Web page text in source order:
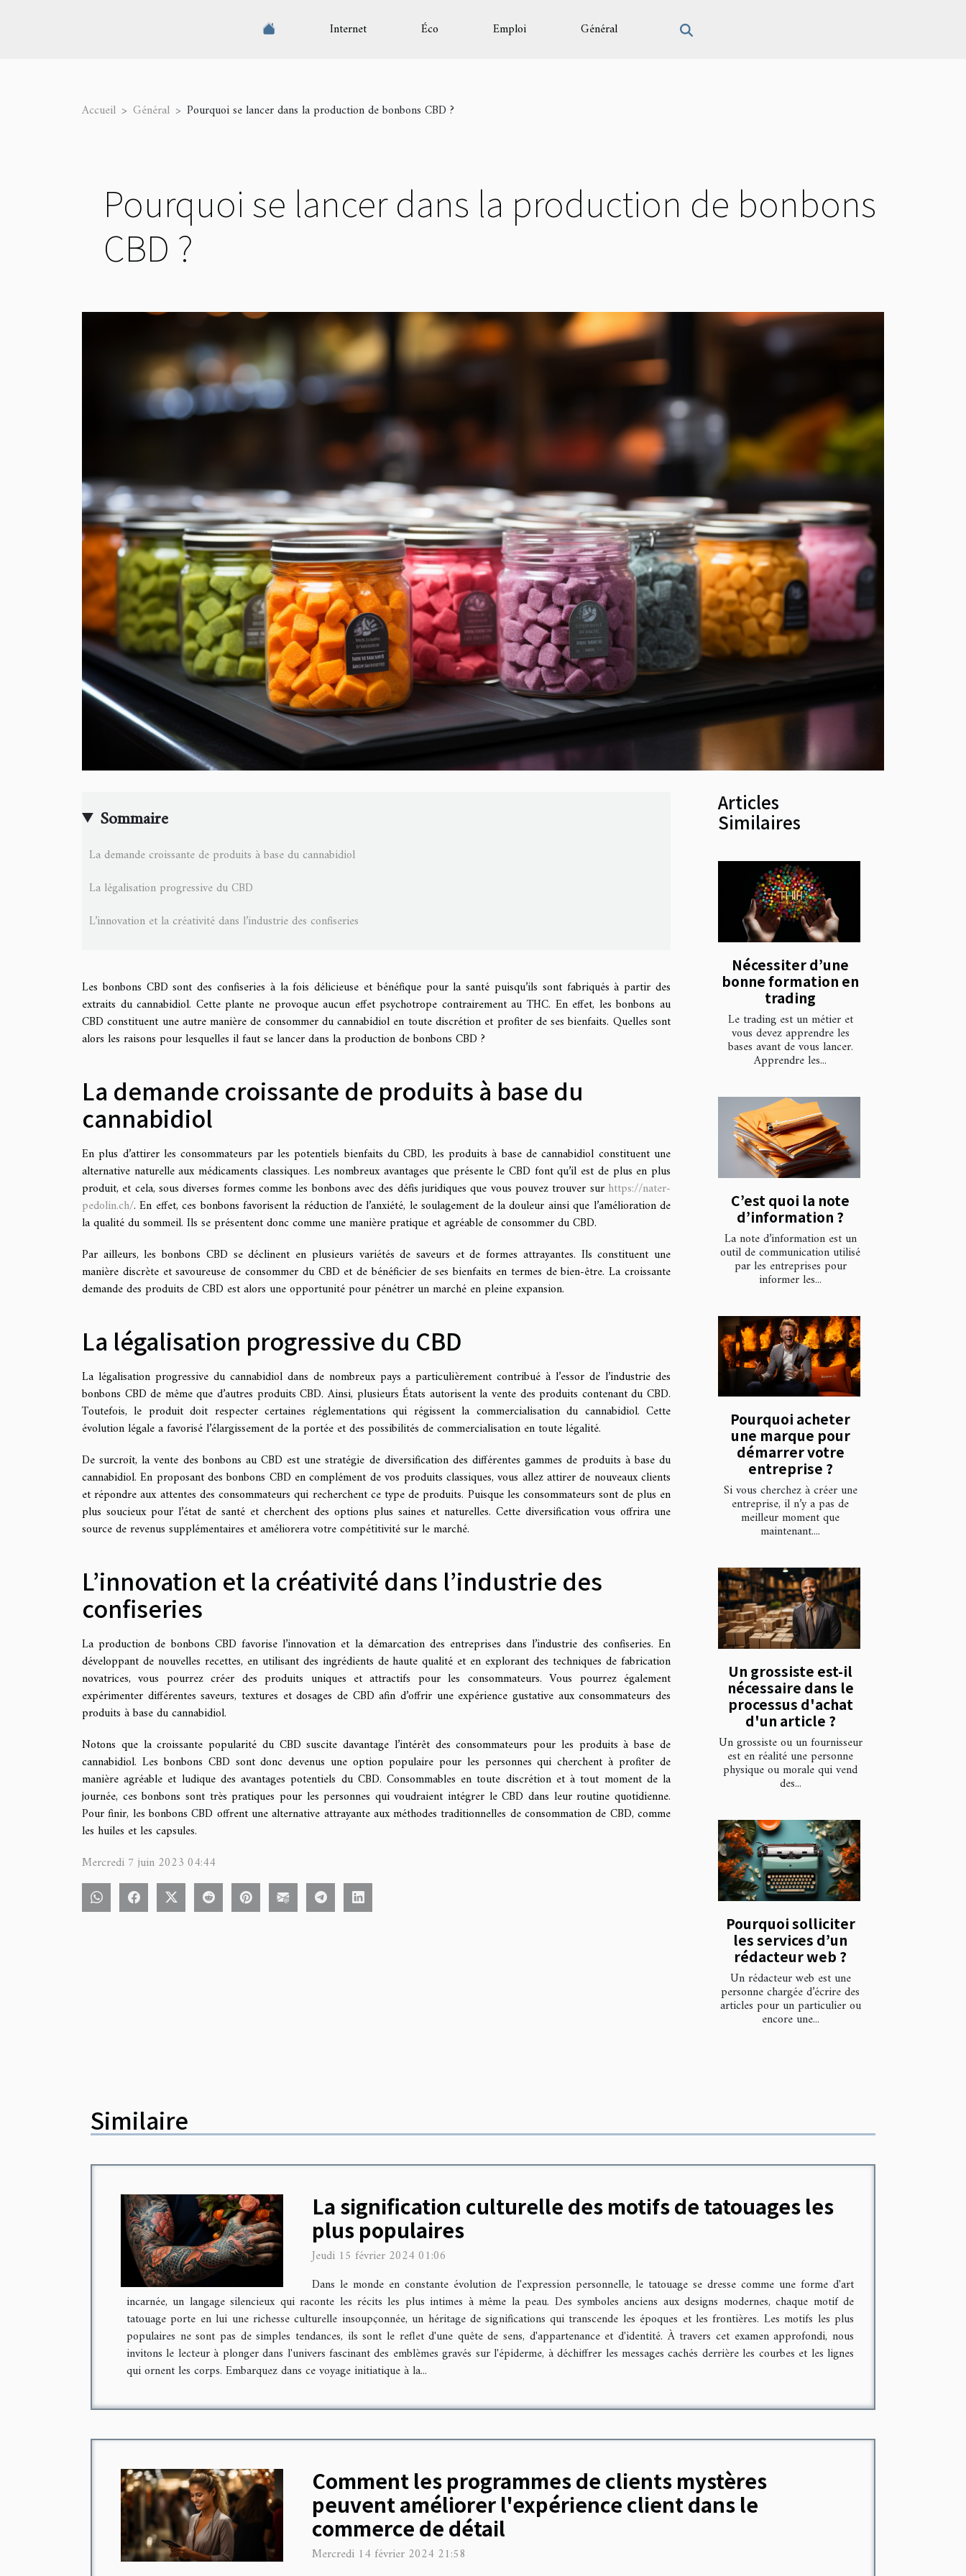
Internet Éco Emploi Général
Accueil Général Pourquoi se lancer dans la production de bonbons CBD ?
Pourquoi se lancer dans la production de bonbons
CBD ?
Sommaire
La demande croissante de produits à base du cannabidiol
La légalisation progressive du CBD
L’innovation et la créativité dans l’industrie des confiseries
Les bonbons CBD sont des confiseries à la fois délicieuse et bénéfique pour la santé puisqu’ils sont fabriqués à partir des
extraits du cannabidiol. Cette plante ne provoque aucun effet psychotrope contrairement au THC. En effet, les bonbons au
CBD constituent une autre manière de consommer du cannabidiol en toute discrétion et profiter de ses bienfaits. Quelles sont
alors les raisons pour lesquelles il faut se lancer dans la production de bonbons CBD ?
La demande croissante de produits à base du
cannabidiol
En plus d’attirer les consommateurs par les potentiels bienfaits du CBD, les produits à base de cannabidiol constituent une
alternative naturelle aux médicaments classiques. Les nombreux avantages que présente le CBD font qu’il est de plus en plus
produit, et cela, sous diverses formes comme les bonbons avec des défis juridiques que vous pouvez trouver sur https://nater-
pedolin.ch/. En effet, ces bonbons favorisent la réduction de l’anxiété, le soulagement de la douleur ainsi que l’amélioration de
la qualité du sommeil. Ils se présentent donc comme une manière pratique et agréable de consommer du CBD.
Par ailleurs, les bonbons CBD se déclinent en plusieurs variétés de saveurs et de formes attrayantes. Ils constituent une
manière discrète et savoureuse de consommer du CBD et de bénéficier de ses bienfaits en termes de bien-être. La croissante
demande des produits de CBD est alors une opportunité pour pénétrer un marché en pleine expansion.
La légalisation progressive du CBD
La légalisation progressive du cannabidiol dans de nombreux pays a particulièrement contribué à l’essor de l’industrie des
bonbons CBD de même que d’autres produits CBD. Ainsi, plusieurs États autorisent la vente des produits contenant du CBD.
Toutefois, le produit doit respecter certaines réglementations qui régissent la commercialisation du cannabidiol. Cette
évolution légale a favorisé l’élargissement de la portée et des possibilités de commercialisation en toute légalité.
De surcroît, la vente des bonbons au CBD est une stratégie de diversification des différentes gammes de produits à base du
cannabidiol. En proposant des bonbons CBD en complément de vos produits classiques, vous allez attirer de nouveaux clients
et répondre aux attentes des consommateurs qui recherchent ce type de produits. Puisque les consommateurs sont de plus en
plus soucieux pour l’état de santé et cherchent des options plus saines et naturelles. Cette diversification vous offrira une
source de revenus supplémentaires et améliorera votre compétitivité sur le marché.
L’innovation et la créativité dans l’industrie des
confiseries
La production de bonbons CBD favorise l’innovation et la démarcation des entreprises dans l’industrie des confiseries. En
développant de nouvelles recettes, en utilisant des ingrédients de haute qualité et en explorant des techniques de fabrication
novatrices, vous pourrez créer des produits uniques et attractifs pour les consommateurs. Vous pourrez également
expérimenter différentes saveurs, textures et dosages de CBD afin d’offrir une expérience gustative aux consommateurs des
produits à base du cannabidiol.
Notons que la croissante popularité du CBD suscite davantage l’intérêt des consommateurs pour les produits à base de
cannabidiol. Les bonbons CBD sont donc devenus une option populaire pour les personnes qui cherchent à profiter de
manière agréable et ludique des avantages potentiels du CBD. Consommables en toute discrétion et à tout moment de la
journée, ces bonbons sont très pratiques pour les personnes qui voudraient intégrer le CBD dans leur routine quotidienne.
Pour finir, les bonbons CBD offrent une alternative attrayante aux méthodes traditionnelles de consommation de CBD, comme
les huiles et les capsules.
Mercredi 7 juin 2023 04:44
Articles
Similaires
Nécessiter d’une
bonne formation en
trading
Le trading est un métier et
vous devez apprendre les
bases avant de vous lancer.
Apprendre les...
C’est quoi la note
d’information ?
La note d’information est un
outil de communication utilisé
par les entreprises pour
informer les...
Pourquoi acheter
une marque pour
démarrer votre
entreprise ?
Si vous cherchez à créer une
entreprise, il n’y a pas de
meilleur moment que
maintenant....
Un grossiste est-il
nécessaire dans le
processus d'achat
d'un article ?
Un grossiste ou un fournisseur
est en réalité une personne
physique ou morale qui vend
des...
Pourquoi solliciter
les services d’un
rédacteur web ?
Un rédacteur web est une
personne chargée d’écrire des
articles pour un particulier ou
encore une...
Similaire
La signification culturelle des motifs de tatouages les
plus populaires
Jeudi 15 février 2024 01:06
Dans le monde en constante évolution de l'expression personnelle, le tatouage se dresse comme une forme d'art
incarnée, un langage silencieux qui raconte les récits les plus intimes à même la peau. Des symboles anciens aux designs modernes, chaque motif de
tatouage porte en lui une richesse culturelle insoupçonnée, un héritage de significations qui transcende les époques et les frontières. Les motifs les plus
populaires ne sont pas de simples tendances, ils sont le reflet d'une quête de sens, d'appartenance et d'identité. À travers cet examen approfondi, nous
invitons le lecteur à plonger dans l'univers fascinant des emblèmes gravés sur l'épiderme, à déchiffrer les messages cachés derrière les courbes et les lignes
qui ornent les corps. Embarquez dans ce voyage initiatique à la...
Comment les programmes de clients mystères
peuvent améliorer l'expérience client dans le
commerce de détail
Mercredi 14 février 2024 21:58